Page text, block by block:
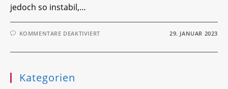
jedoch so instabil,…
KOMMENTARE DEAKTIVIERTFÜR 29. JANUAR 2023
Kategorien